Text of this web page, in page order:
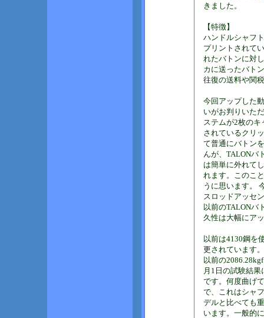
きました。
【特徴】
ハンドルシャフ
プリントされて
れたバトンに対
カに送ったバト
往復の送料や関
今回アップした
いがお判りいた
ステムが2枚の
されているクリ
て普通にバトン
んが、TALONバ
は簡単に外れて
れます。このこ
うに思います。
スロッドアッセ
以前のTALONバ
久性は大幅にア
以前は4130鋼を
更されています
以前の
月1日の試験結
です。何度曲げ
で、これはシャ
デルと比べても
います。一般的